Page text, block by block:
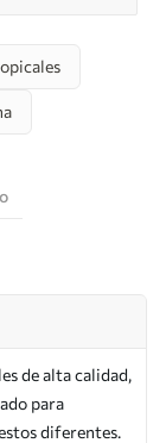
de alta calidad,
para
diferentes.